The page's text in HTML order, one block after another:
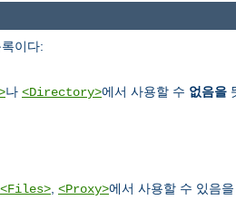
이다:
나 <Directory>에서 사용할 수 없음을
<Files> <Proxy>에서 사용할 수 있음을